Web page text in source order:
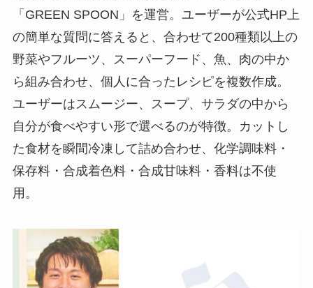
「GREEN SPOON」を運営。ユーザーが公式HP上
の簡単な質問に答えると、合わせて200種類以上の
野菜やフルーツ、スーパーフード、魚、肉の中か
ら組み合わせ、個人に合ったレシピを複数作成。
ユーザーはスムージー、スープ、サラダの中から
自分が食べやすい形で選べるのが特徴。カットし
た食材を瞬間冷凍して詰め合わせ、化学調味料・
保存料・合成着色料・合成甘味料・香料は不使
用。